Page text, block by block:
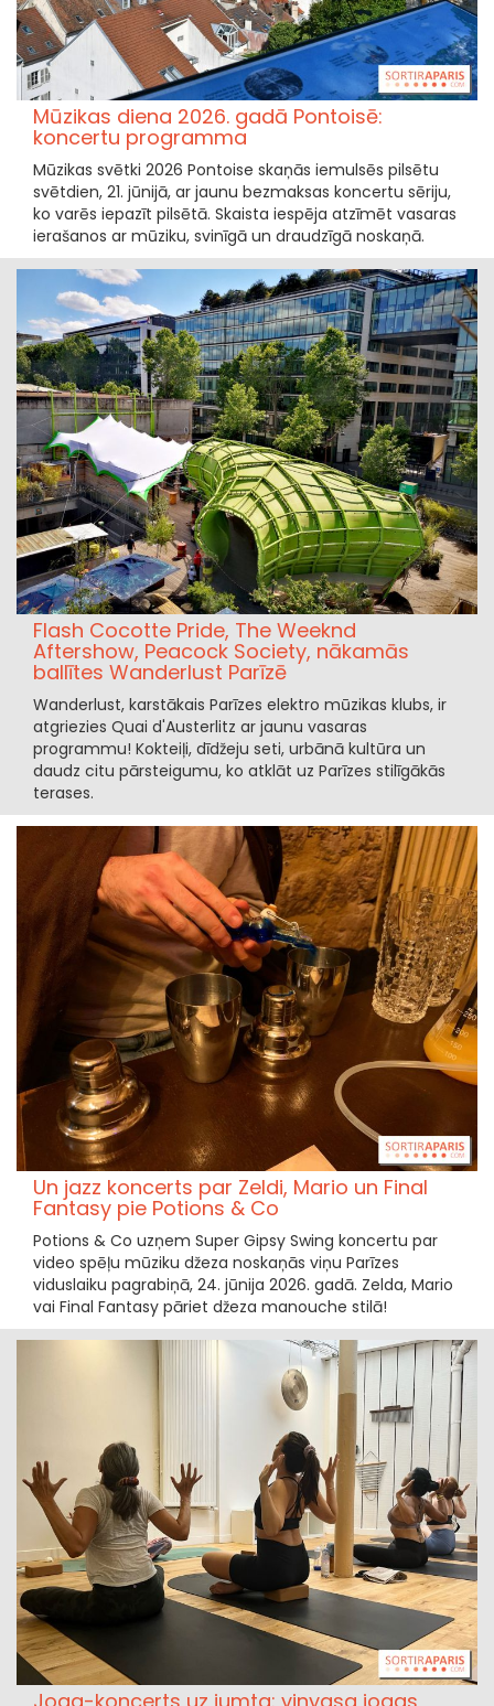
Mūzikas diena 2026. gadā Pontoisē:
koncertu programma
Mūzikas svētki 2026 Pontoise skaņās iemulsēs pilsētu
svētdien, 21. jūnijā, ar jaunu bezmaksas koncertu sēriju,
ko varēs iepazīt pilsētā. Skaista iespēja atzīmēt vasaras
ierašanos ar mūziku, svinīgā un draudzīgā noskaņā.
Flash Cocotte Pride, The Weeknd
Aftershow, Peacock Society, nākamās
ballītes Wanderlust Parīzē
Wanderlust, karstākais Parīzes elektro mūzikas klubs, ir
atgriezies Quai d'Austerlitz ar jaunu vasaras
programmu! Kokteiļi, dīdžeju seti, urbānā kultūra un
daudz citu pārsteigumu, ko atklāt uz Parīzes stilīgākās
terases.
Un jazz koncerts par Zeldi, Mario un Final
Fantasy pie Potions & Co
Potions & Co uzņem Super Gipsy Swing koncertu par
video spēļu mūziku džeza noskaņās viņu Parīzes
viduslaiku pagrabiņā, 24. jūnija 2026. gadā. Zelda, Mario
vai Final Fantasy pāriet džeza manouche stilā!